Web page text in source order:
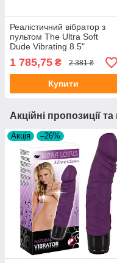
Реалістичний вібратор з
пультом The Ultra Soft
Dude Vibrating 8.5"
1 785,75 ₴ 2 381 ₴
Купити
Акційні пропозиції
Акція –26%